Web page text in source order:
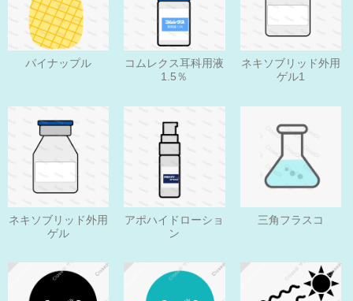
パイナップル
コムレクス耳科用液
1.5％
ネキソブリッド外用
ゲル1
ネキソブリッド外用
ゲル
アポハイドローショ
ン
三角フラスコ